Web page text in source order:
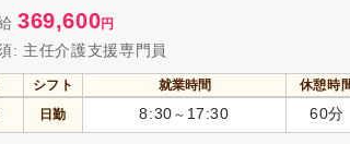
369,600円
: 主任介護支援専門員
シフト 就業時間 休憩時
日勤 8:30 ～ 17:30 60分